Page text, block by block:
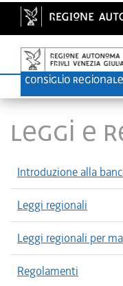
LEGGI E
Introduzione alla
Leggi regionali
Leggi regionali per
Regolamenti